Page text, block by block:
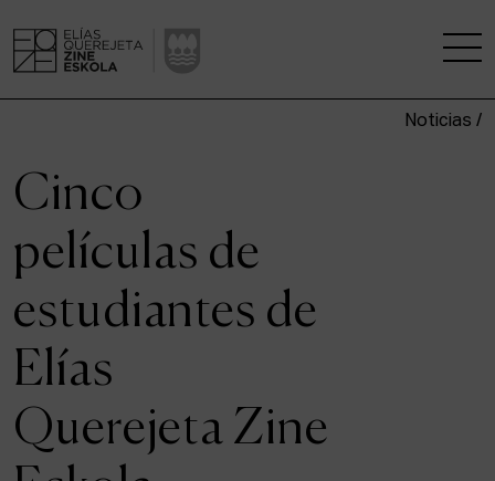
CENTRO DE INVESTIGACIÓN
ESTUDIOS
KINOFABRIKA
COMUNIDAD
LA CASA DEL CINE
Noticias /
Cinco
películas de
estudiantes de
Elías
Querejeta Zine